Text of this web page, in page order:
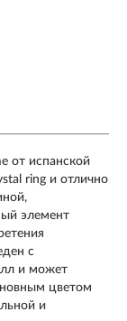
от испанской
ring и отлично
элемент
с
и может
цветом
и